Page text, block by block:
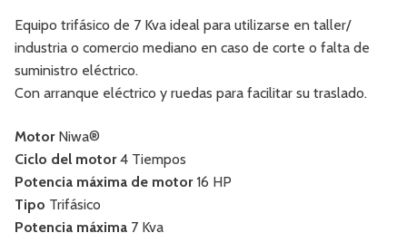
Equipo trifásico de 7 Kva ideal para utilizarse en taller/
industria o comercio mediano en caso de corte o falta de
suministro eléctrico.
Con arranque eléctrico y ruedas para facilitar su traslado.
MotorNiwa®
Ciclo del motor4 Tiempos
Potencia máxima de motor16 HP
Tipo Trifásico
Potencia máxima 7 Kva